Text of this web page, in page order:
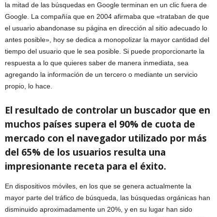
la mitad de las búsquedas en Google terminan en un clic fuera de
Google. La compañía que en 2004 afirmaba que «trataban de que
el usuario abandonase su página en dirección al sitio adecuado lo
antes posible», hoy se dedica a monopolizar la mayor cantidad del
tiempo del usuario que le sea posible. Si puede proporcionarte la
respuesta a lo que quieres saber de manera inmediata, sea
agregando la información de un tercero o mediante un servicio
propio, lo hace.
El resultado de controlar un buscador que en
muchos países supera el 90% de cuota de
mercado con el navegador utilizado por más
del 65% de los usuarios resulta una
impresionante receta para el éxito.
En dispositivos móviles, en los que se genera actualmente la
mayor parte del tráfico de búsqueda, las búsquedas orgánicas han
disminuido aproximadamente un 20%, y en su lugar han sido